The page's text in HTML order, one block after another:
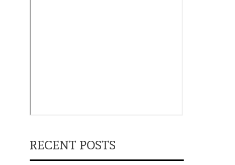
RECENT POSTS